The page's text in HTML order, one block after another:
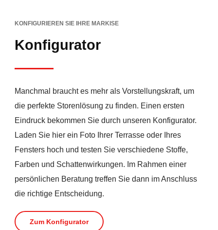
KONFIGURIEREN SIE IHRE MARKISE
Konfigurator
Manchmal braucht es mehr als Vorstellungskraft, um
die perfekte Storenlösung zu finden. Einen ersten
Eindruck bekommen Sie durch unseren Konfigurator.
Laden Sie hier ein Foto Ihrer Terrasse oder Ihres
Fensters hoch und testen Sie verschiedene Stoffe,
Farben und Schattenwirkungen. Im Rahmen einer
persönlichen Beratung treffen Sie dann im Anschluss
die richtige Entscheidung.
Zum Konfigurator